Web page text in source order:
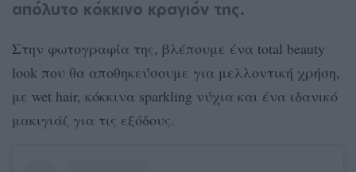
απόλυτο κόκκινο κραγιόν της.
Στην φωτογραφία της, βλέπουμε ένα total beauty
look που θα αποθηκεύσουμε για μελλοντική χρήση,
με wet hair, κόκκινα sparkling νύχια και ένα ιδανικό
μακιγιάζ για τις εξόδους.